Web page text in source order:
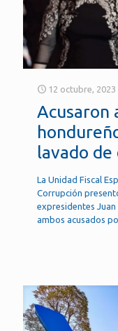
12 octubre, 2023
Acusaron
lavado
La Unidad Fiscal
Corrupción
expresidentes
ambos acusados